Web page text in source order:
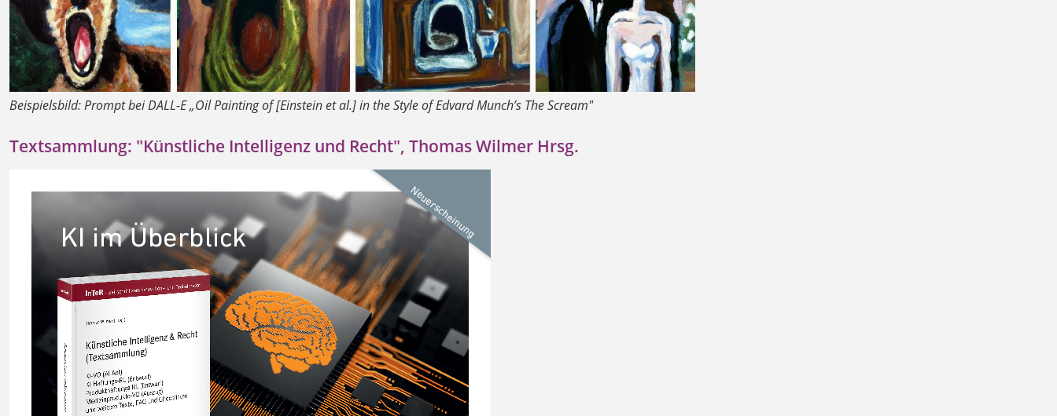
Beispielsbild: Prompt bei DALL-E „Oil Painting of [Einstein et al.] in the Style of Edvard Munch’s The Scream"
Textsammlung: "Künstliche Intelligenz und Recht", Thomas Wilmer Hrsg.